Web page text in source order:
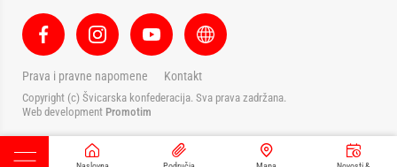
Prava i pravne napomene Kontakt
Copyright (c) Švicarska konfederacija. Sva prava zadržana.
Web development Promotim